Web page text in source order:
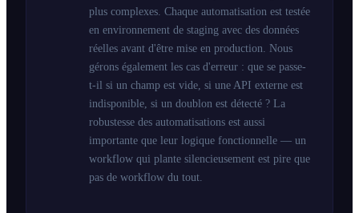
plus complexes. Chaque automatisation est testée
en environnement de staging avec des données
réelles avant d'être mise en production. Nous
gérons également les cas d'erreur : que se passe-
t-il si un champ est vide, si une API externe est
indisponible, si un doublon est détecté ? La
robustesse des automatisations est aussi
importante que leur logique fonctionnelle — un
workflow qui plante silencieusement est pire que
pas de workflow du tout.